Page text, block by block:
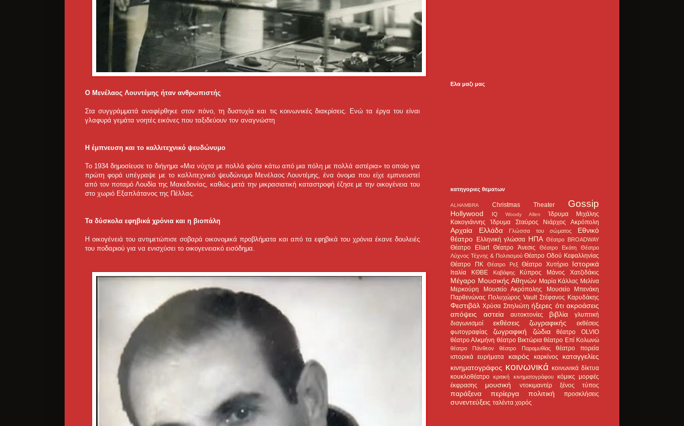
Ο Μενέλαος Λουντέμης ήταν ανθρωπιστής
Στα συγγράμματά αναφέρθηκε στον πόνο, τη δυστυχία και τις κοινωνικές διακρίσεις. Ενώ τα έργα του είναι
γλαφυρά γεμάτα νοητές εικόνες που ταξιδεύουν τον αναγνώστη
Η έμπνευση και το καλλιτεχνικό ψευδώνυμο
Το 1934 δημοσίευσε το διήγημα «Μια νύχτα με πολλά φώτα κάτω από μια πόλη με πολλά αστέρια» το οποίο για
πρώτη φορά υπέγραψε με το καλλιτεχνικό ψευδώνυμο Μενέλαος Λουντέμης, ένα όνομα που είχε εμπνευστεί
από τον ποταμό Λουδία της Μακεδονίας, καθώς μετά την μικρασιατική καταστροφή έζησε με την οικογένεια του
στο χωριό Εξαπλάτανος της Πέλλας.
Τα δύσκολα εφηβικά χρόνια και η βιοπάλη
Η οικογένειά του αντιμετώπισε σοβαρά οικονομικά προβλήματα και από τα εφηβικά του χρόνια έκανε δουλειές
του ποδαριού για να ενισχύσει το οικογενειακό εισόδημα.
Ελα μαζι μας
κατηγοριες θεματων
ALHAMBRA Christmas Theater Gossip
Hollywood IQ Woody Allen
Ίδρυμα Μιχάλης
Κακογιάννης
Ίδρυμα Σταύρος Νιάρχος Ακρόπολη
Αρχαία Ελλάδα Γλώσσα του σώματος
Εθνικό
θέατρο Ελληνική γλώσσα ΗΠΑ Θέατρο BROADWAY
Θέατρο Eliart Θέατρο Άνεσις Θέατρο Εκάτη
Θέατρο
Λύχνος Τέχνης & Πολιτισμού Θέατρο Οδού Κεφαλληνίας
Θέατρο ΠΚ
Θέατρο Ρεξ Θέατρο Χυτήριο Ιστορικά
Ιταλία ΚΘΒΕ Καβάφης Κύπρος Μάνος Χατζιδάκις
Μέγαρο Μουσικής Αθηνών Μαρία Κάλλας Μελίνα
Μερκούρη
Μουσείο Ακρόπολης
Μουσείο Μπενάκη
Παρθενώνας Πολυχώρος Vault Στέφανος Καρυδάκης
Φεστιβάλ Χρύσα Σπηλιώτη ήξερες ότι ακροάσεις
απόψεις
αστεία αυτοκτονίες βιβλία
γλυπτική
διαγωνισμοί
εκθέσεις ζωγραφικής
εκθέσεις
φωτογραφίας
ζωγραφική ζώδια
θέατρο OLVIO
θέατρο Αλκμήνη θέατρο Βικτώρια θέατρο Επί Κολωνώ
θέατρο Πάνθεον θέατρο Παραμυθίας
θέατρο πορεία
ιστορικά ευρήματα
καιρός καρκίνος
καταγγελίες
κινηματογράφος κοινωνικά κοινωνικά δίκτυα
κουκλοθέατρο
κριτική κινηματογράφου κόμικς μορφές
έκφρασης
μουσική ντοκιμαντέρ ξένος τύπος
παράξενα περίεργα πολιτική προσκλήσεις
συνεντεύξεις ταλέντα χορός